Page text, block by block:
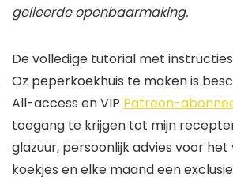
gelieerde openbaarmaking.
De volledige tutorial met
Oz peperkoekhuis te maken is
All-access en VIP Patreon-
toegang te krijgen tot mijn
glazuur, persoonlijk advies voor
koekjes en elke maand een